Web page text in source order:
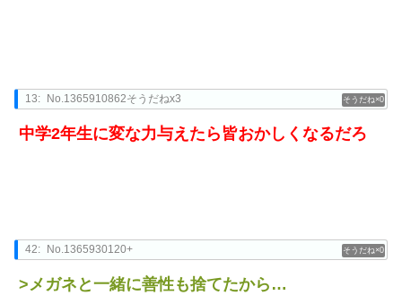
0
13: No.1365910862そうだねx3
中学2年生に変な力与えたら皆おかしくなるだろ
0
42: No.1365930120+
>メガネと一緒に善性も捨てたから…